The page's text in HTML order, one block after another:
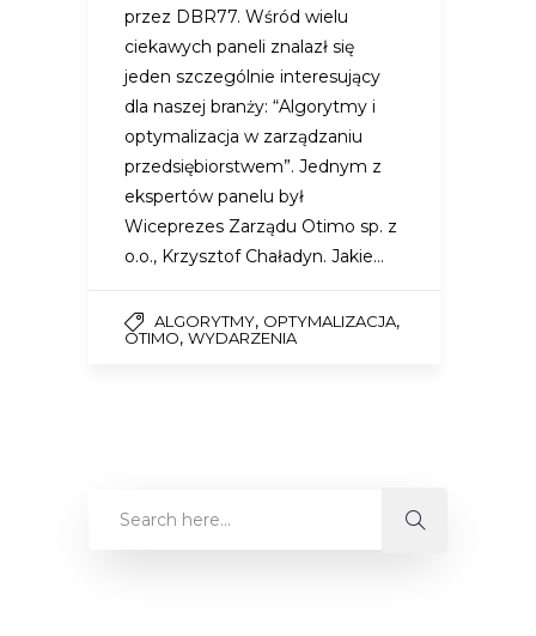
przez DBR77. Wśród wielu
ciekawych paneli znalazł się
jeden szczególnie interesujący
dla naszej branży: “Algorytmy i
optymalizacja w zarządzaniu
przedsiębiorstwem”. Jednym z
ekspertów panelu był
Wiceprezes Zarządu Otimo sp. z
o.o., Krzysztof Chaładyn. Jakie…
ALGORYTMY, OPTYMALIZACJA,
OTIMO, WYDARZENIA